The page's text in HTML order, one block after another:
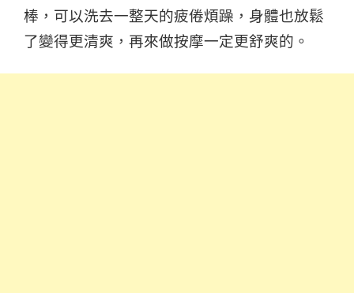
棒，可以洗去一整天的疲倦煩躁，身體也放鬆
了變得更清爽，再來做按摩一定更舒爽的。